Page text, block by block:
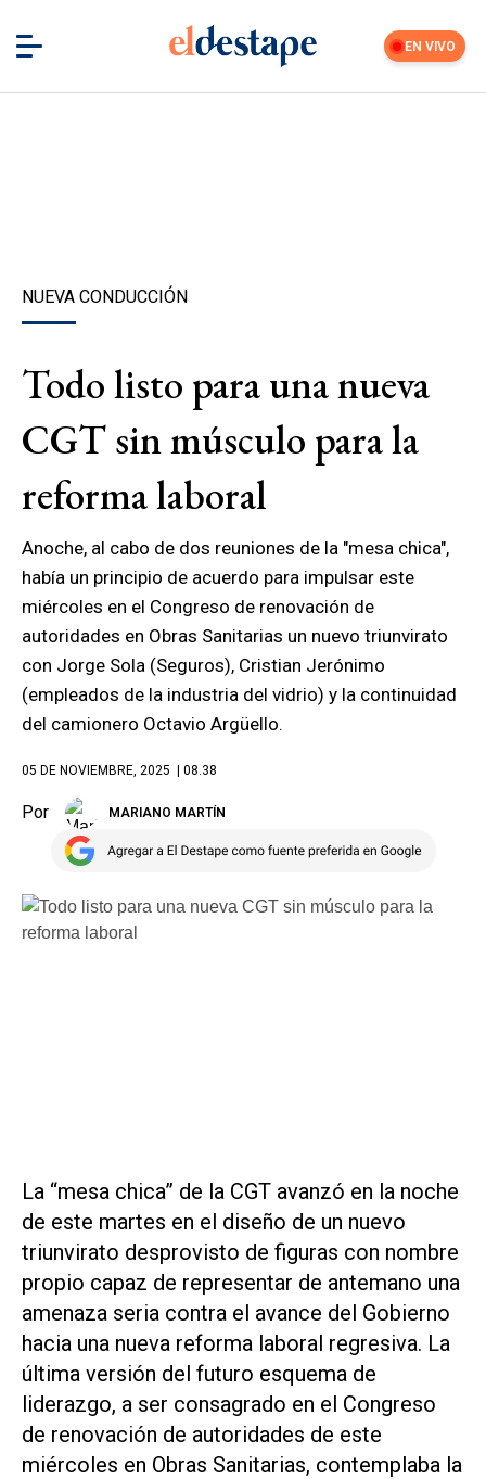
EN VIVO
NUEVA CONDUCCIÓN
Todo listo para una nueva
CGT sin músculo para la
reforma laboral
Anoche, al cabo de dos reuniones de la "mesa chica",
había un principio de acuerdo para impulsar este
miércoles en el Congreso de renovación de
autoridades en Obras Sanitarias un nuevo triunvirato
con Jorge Sola (Seguros), Cristian Jerónimo
(empleados de la industria del vidrio) y la continuidad
del camionero Octavio Argüello.
05 DE NOVIEMBRE, 2025 | 08.38
Por MARIANO MARTÍN
La “mesa chica” de la CGT avanzó en la noche
de este martes en el diseño de un nuevo
triunvirato desprovisto de figuras con nombre
propio capaz de representar de antemano una
amenaza seria contra el avance del Gobierno
hacia una nueva reforma laboral regresiva. La
última versión del futuro esquema de
liderazgo, a ser consagrado en el Congreso
de renovación de autoridades de este
miércoles en Obras Sanitarias, contemplaba la